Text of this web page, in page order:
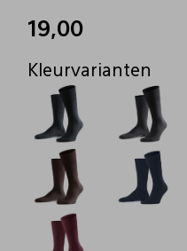
19,00
Kleurvarianten